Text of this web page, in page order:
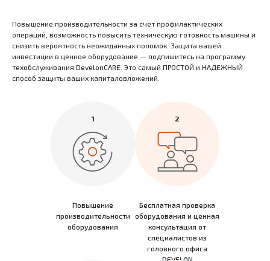
Повышение производительности за счет профилактических
операций, возможность повысить техническую готовность машины и
снизить вероятность неожиданных поломок. Защита вашей
инвестиции в ценное оборудование — подпишитесь на программу
техобслуживания DevelonCARE. Это самый ПРОСТОЙ и НАДЕЖНЫЙ
способ защиты ваших капиталовложений.
1
Повышение
производительности
оборудования
2
Бесплатная проверка
оборудования и ценная
консультация от
специалистов из
головного офиса
DEVELON